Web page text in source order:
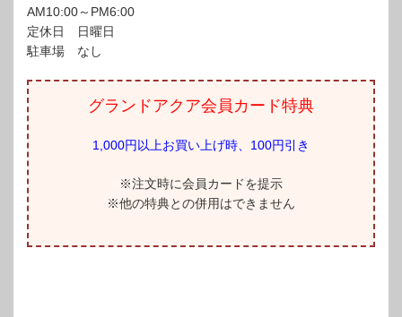
AM10:00～PM6:00
定休日 日曜日
駐車場 なし
グランドアクア会員カード特典
1,000円以上お買い上げ時、100円引き
※注文時に会員カードを提示
※他の特典との併用はできません